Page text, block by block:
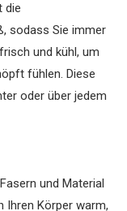
die
sodass Sie immer
und kühl, um
fühlen. Diese
oder über jedem
und Material
Ihren Körper warm,